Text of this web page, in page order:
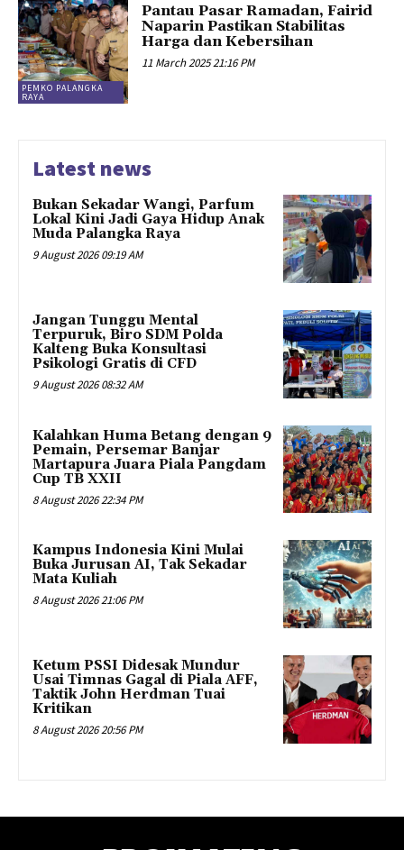
PEMKO PALANGKA
RAYA
Pantau Pasar Ramadan, Fairid
Naparin Pastikan Stabilitas
Harga dan Kebersihan
11 March 2025 21:16 PM
Latest news
Bukan Sekadar Wangi, Parfum
Lokal Kini Jadi Gaya Hidup Anak
Muda Palangka Raya
9 August 2026 09:19 AM
Jangan Tunggu Mental
Terpuruk, Biro SDM Polda
Kalteng Buka Konsultasi
Psikologi Gratis di CFD
9 August 2026 08:32 AM
Kalahkan Huma Betang dengan 9
Pemain, Persemar Banjar
Martapura Juara Piala Pangdam
Cup TB XXII
8 August 2026 22:34 PM
Kampus Indonesia Kini Mulai
Buka Jurusan AI, Tak Sekadar
Mata Kuliah
8 August 2026 21:06 PM
Ketum PSSI Didesak Mundur
Usai Timnas Gagal di Piala AFF,
Taktik John Herdman Tuai
Kritikan
8 August 2026 20:56 PM